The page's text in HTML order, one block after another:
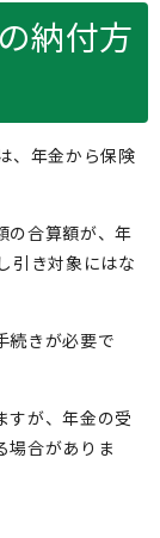
納付方
、年金から保険
の合算額が、年
引き対象にはな
続きが必要で
すが、年金の受
場合がありま